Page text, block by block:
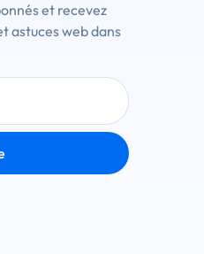
et recevez
astuces web dans